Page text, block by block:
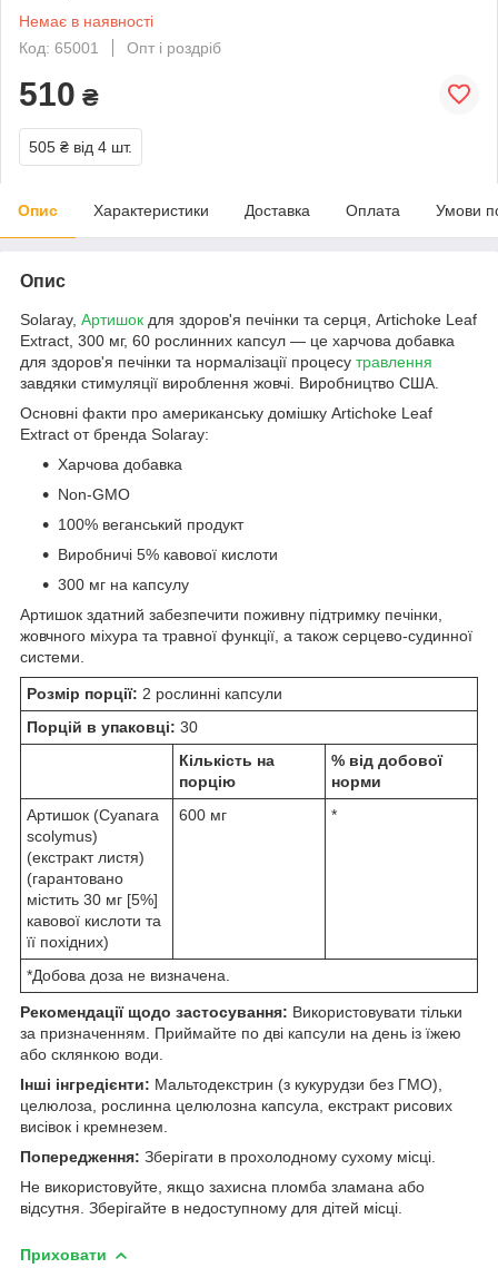
Немає в наявності
Код: 65001
Опт і роздріб
510 ₴
505 ₴ від 4 шт.
Опис Характеристики Доставка Оплата Умови
Опис
Solaray, Артишок для здоров'я печінки та серця, Artichoke Leaf
Extract, 300 мг, 60 рослинних капсул — це харчова добавка
для здоров'я печінки та нормалізації процесу травлення
завдяки стимуляції вироблення жовчі. Виробництво США.
Основні факти про американську домішку Artichoke Leaf
Extract от бренда Solaray:
Харчова добавка
Non-GMO
100% веганський продукт
Виробничі 5% кавової кислоти
300 мг на капсулу
Артишок здатний забезпечити поживну підтримку печінки,
жовчного міхура та травної функції, а також серцево-судинної
системи.
Розмір порції: 2 рослинні капсули
Порцій в упаковці: 30
Кількість на
порцію
% від добової
норми
Артишок (Cyanara
scolymus)
(екстракт листя)
(гарантовано
містить 30 мг [5%]
кавової кислоти та
її похідних)
600 мг *
*Добова доза не визначена.
Рекомендації щодо застосування: Використовувати тільки
за призначенням. Приймайте по дві капсули на день із їжею
або склянкою води.
Інші інгредієнти: Мальтодекстрин (з кукурудзи без ГМО),
целюлоза, рослинна целюлозна капсула, екстракт рисових
висівок і кремнезем.
Попередження: Зберігати в прохолодному сухому місці.
Не використовуйте, якщо захисна пломба зламана або
відсутня. Зберігайте в недоступному для дітей місці.
Приховати